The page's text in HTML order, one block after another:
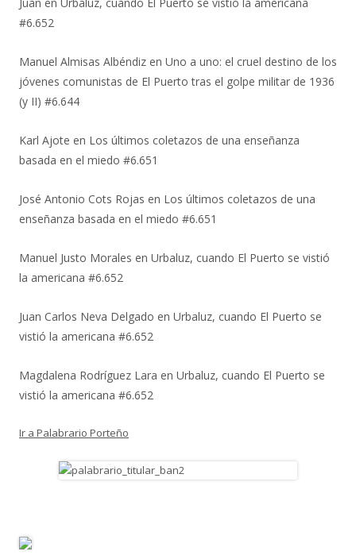
#6.652
Manuel Almisas Albéndiz en Uno a uno: el cruel destino de los
jóvenes comunistas de El Puerto tras el golpe militar de 1936
(y II) #6.644
Karl Ajote en Los últimos coletazos de una enseñanza
basada en el miedo #6.651
José Antonio Cots Rojas en Los últimos coletazos de una
enseñanza basada en el miedo #6.651
Manuel Justo Morales en Urbaluz, cuando El Puerto se vistió
la americana #6.652
Juan Carlos Neva Delgado en Urbaluz, cuando El Puerto se
vistió la americana #6.652
Magdalena Rodríguez Lara en Urbaluz, cuando El Puerto se
vistió la americana #6.652
Ir a Palabrario Porteño